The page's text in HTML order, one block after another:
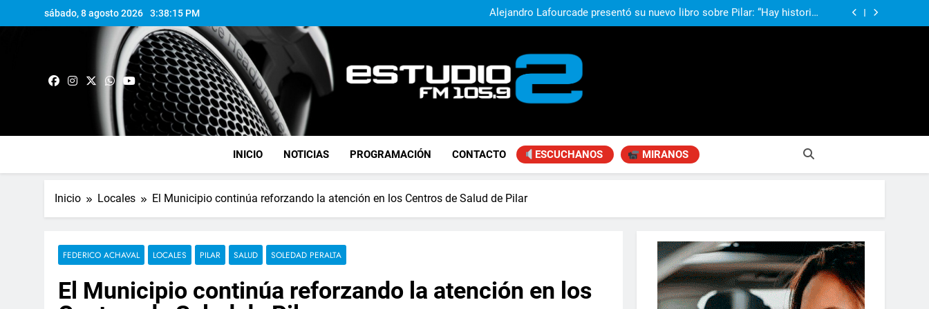
sábado, 8 agosto 2026 3:38:15 PM
desarrollo de la comunidad
Alejandro Lafourcade presentó su nuevo libro sobre Pilar: “Hay historias
que, si nadie las plasma, se pierden para siempre”
Achával, primero en imagen positiva entre jefes comunales del GBA
Alejandro Lafourcade presentó su nuevo libro sobre Pilar: “Hay historias
Achával, primero en imagen positiva entre jefes comunales del GBA
FM Estudio 2
INICIO NOTICIAS PROGRAMACIÓN CONTACTO ESCUCHANOS MIRANOS
Inicio Locales El Municipio continúa reforzando la atención en los Centros de Salud de Pilar
FEDERICO ACHAVAL LOCALES PILAR SALUD SOLEDAD PERALTA
El Municipio continúa reforzando la atención en los